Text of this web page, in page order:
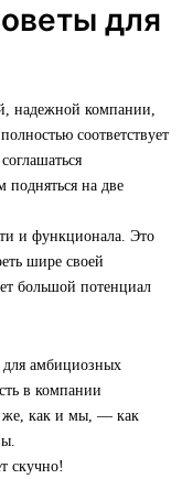
для
надежной компании,
соответствует
подняться на две
и функционала. Это
шире своей
большой потенциал
амбициозных
в компании
же, как и мы, — как
скучно!